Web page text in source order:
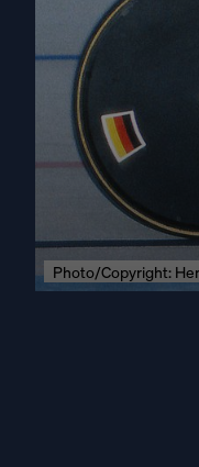
Photo/Copyright: